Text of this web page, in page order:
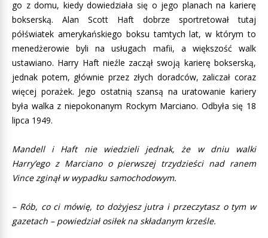
go z domu, kiedy dowiedziała się o jego planach na karierę
bokserską. Alan Scott Haft dobrze sportretował tutaj
półświatek amerykańskiego boksu tamtych lat, w którym to
menedżerowie byli na usługach mafii, a większość walk
ustawiano. Harry Haft nieźle zaczął swoją karierę bokserską,
jednak potem, głównie przez złych doradców, zaliczał coraz
więcej porażek. Jego ostatnią szansą na uratowanie kariery
była walka z niepokonanym Rockym Marciano. Odbyła się 18
lipca 1949.
Mandell i Haft nie wiedzieli jednak, że w dniu walki
Harry’ego z Marciano o pierwszej trzydzieści nad ranem
Vince zginął w wypadku samochodowym.
– Rób, co ci mówię, to dożyjesz jutra i przeczytasz o tym w
gazetach – powiedział osiłek na składanym krześle.